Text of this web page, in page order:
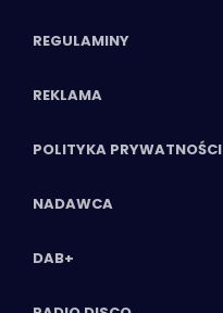
REGULAMINY
REKLAMA
POLITYKA PRYWATNOŚCI
NADAWCA
DAB+